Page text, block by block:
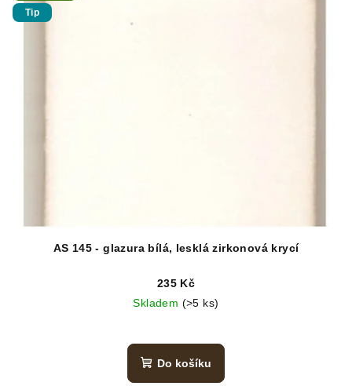
Tip
AS 145 - glazura bílá, lesklá zirkonová krycí
235 Kč
Skladem (>5 ks)
Do košíku